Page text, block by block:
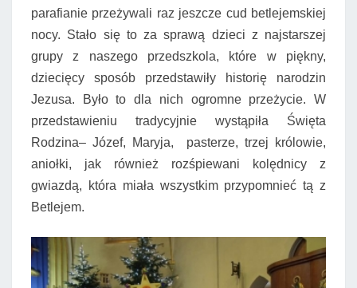
parafianie przeżywali raz jeszcze cud betlejemskiej
nocy. Stało się to za sprawą dzieci z najstarszej
grupy z naszego przedszkola, które w piękny,
dziecięcy sposób przedstawiły historię narodzin
Jezusa. Było to dla nich ogromne przeżycie. W
przedstawieniu tradycyjnie wystąpiła Święta
Rodzina– Józef, Maryja, pasterze, trzej królowie,
aniołki, jak również rozśpiewani kolędnicy z
gwiazdą, która miała wszystkim przypomnieć tą z
Betlejem.